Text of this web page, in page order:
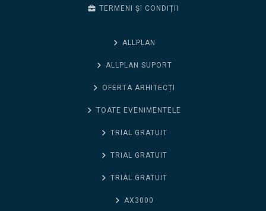
TERMENI ȘI CONDIȚII
ALLPLAN
ALLPLAN SUPORT
OFERTA ARHITECȚI
TOATE EVENIMENTELE
TRIAL GRATUIT
TRIAL GRATUIT
TRIAL GRATUIT
AX3000